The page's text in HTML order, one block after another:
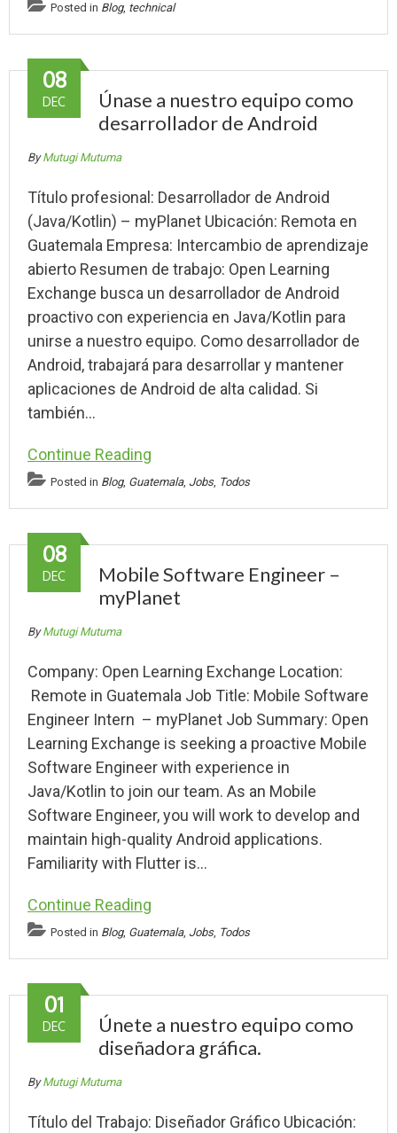
Posted in Blog, technical
Únase a nuestro equipo como
desarrollador de Android
08
DEC
ByMutugi Mutuma
Título profesional: Desarrollador de Android
(Java/Kotlin) – myPlanet Ubicación: Remota en
Guatemala Empresa: Intercambio de aprendizaje
abierto Resumen de trabajo: Open Learning
Exchange busca un desarrollador de Android
proactivo con experiencia en Java/Kotlin para
unirse a nuestro equipo. Como desarrollador de
Android, trabajará para desarrollar y mantener
aplicaciones de Android de alta calidad. Si
también…
Continue Reading
Posted in Blog, Guatemala, Jobs, Todos
Mobile Software Engineer –
myPlanet
08
DEC
ByMutugi Mutuma
Company: Open Learning Exchange Location:
Remote in Guatemala Job Title: Mobile Software
Engineer Intern – myPlanet Job Summary: Open
Learning Exchange is seeking a proactive Mobile
Software Engineer with experience in
Java/Kotlin to join our team. As an Mobile
Software Engineer, you will work to develop and
maintain high-quality Android applications.
Familiarity with Flutter is…
Continue Reading
Posted in Blog, Guatemala, Jobs, Todos
Únete a nuestro equipo como
diseñadora gráfica.
01
DEC
ByMutugi Mutuma
Título del Trabajo: Diseñador Gráfico Ubicación: